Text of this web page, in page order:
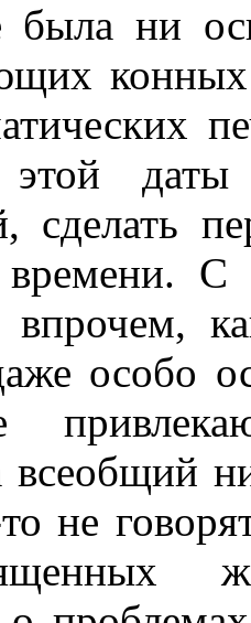
ни
этой даты
сделать
С
особо
не